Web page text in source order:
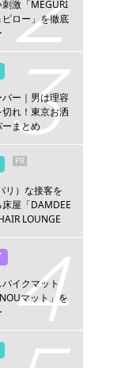
激「MEGURI
ピロー」を徹底
ー｜男は理容
れ！東京お洒
まとめ
PR
リ）な接客を
屋「DAMDEE
LOUNGE
イクマット
マット」を